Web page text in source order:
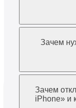
Зачем
Зачем
iPhone» и